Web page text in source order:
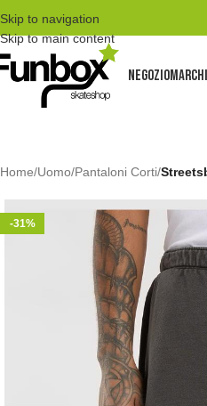
Skip to navigation
Skip to main content
NEGOZIOMARCHI
Home/Uomo/Pantaloni Corti/
-31%